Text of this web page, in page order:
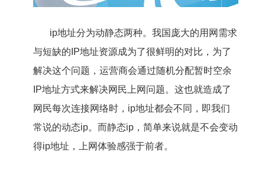
ip地址分为动静态两种。我国庞大的用网需求
与短缺的IP地址资源成为了很鲜明的对比，为了
解决这个问题，运营商会通过随机分配暂时空余
IP地址方式来解决网民上网问题。这也就造成了
网民每次连接网络时，ip地址都会不同，即我们
常说的动态ip。而静态ip，简单来说就是不会变动
得ip地址，上网体验感强于前者。